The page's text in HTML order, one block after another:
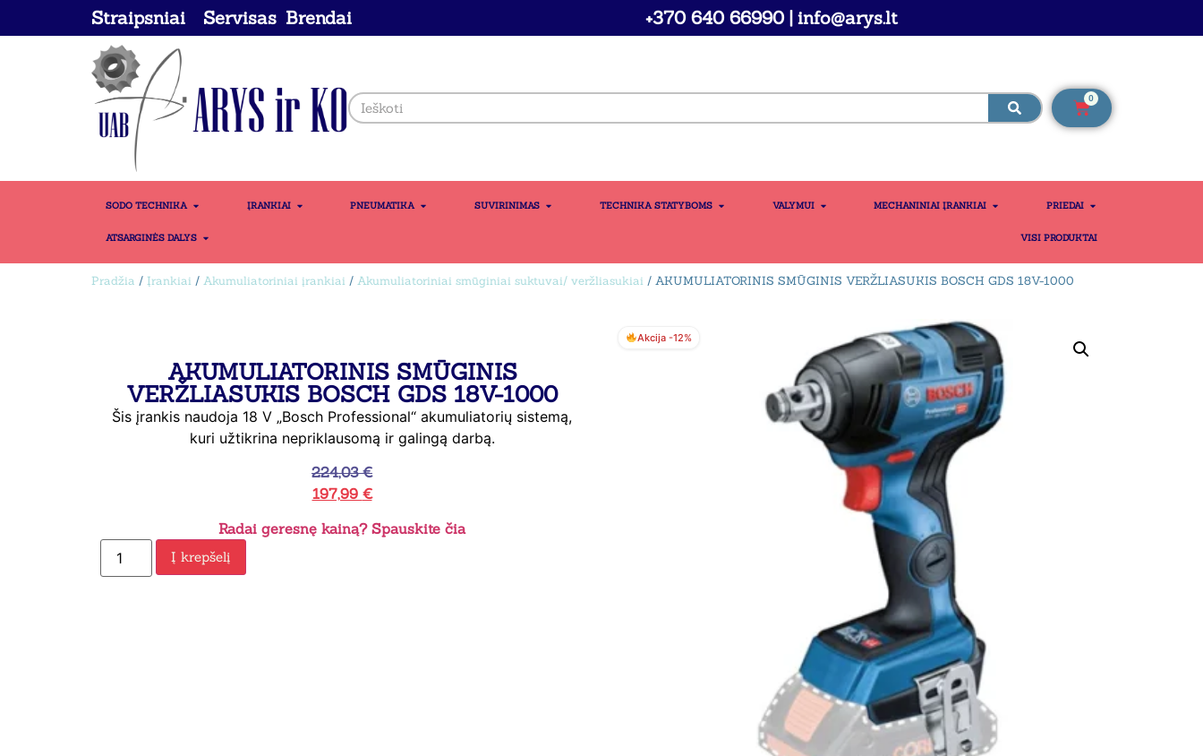
Straipsniai Servisas Brendai +370 640 66990 | info@arys.lt
0
SODO TECHNIKA ĮRANKIAI PNEUMATIKA SUVIRINIMAS TECHNIKA STATYBOMS VALYMUI MECHANINIAI ĮRANKIAI PRIEDAI
ATSARGINĖS DALYS VISI PRODUKTAI
Pradžia / Įrankiai / Akumuliatoriniai įrankiai / Akumuliatoriniai smūginiai suktuvai/ veržliasukiai / AKUMULIATORINIS SMŪGINIS VERŽLIASUKIS BOSCH GDS 18V-1000
AKUMULIATORINIS SMŪGINIS
VERŽLIASUKIS BOSCH GDS 18V-1000
Šis įrankis naudoja 18 V „Bosch Professional“ akumuliatorių sistemą,
kuri užtikrina nepriklausomą ir galingą darbą.
224,03€
197,99 €
Radai geresnę kainą? Spauskite čia
Į krepšelį
Akcija -12%